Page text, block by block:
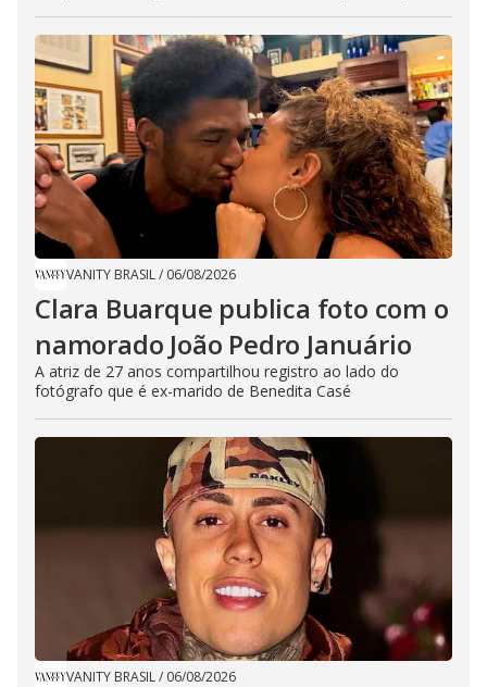
VANITY BRASIL/ 06/08/2026
Clara Buarque publica foto com o
namorado João Pedro Januário
A atriz de 27 anos compartilhou registro ao lado do
fotógrafo que é ex-marido de Benedita Casé
VANITY BRASIL/ 06/08/2026